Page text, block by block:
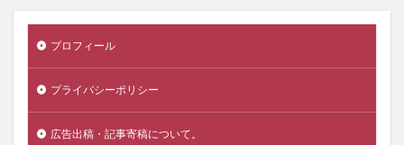
プロフィール
プライバシーポリシー
広告出稿・記事寄稿について。